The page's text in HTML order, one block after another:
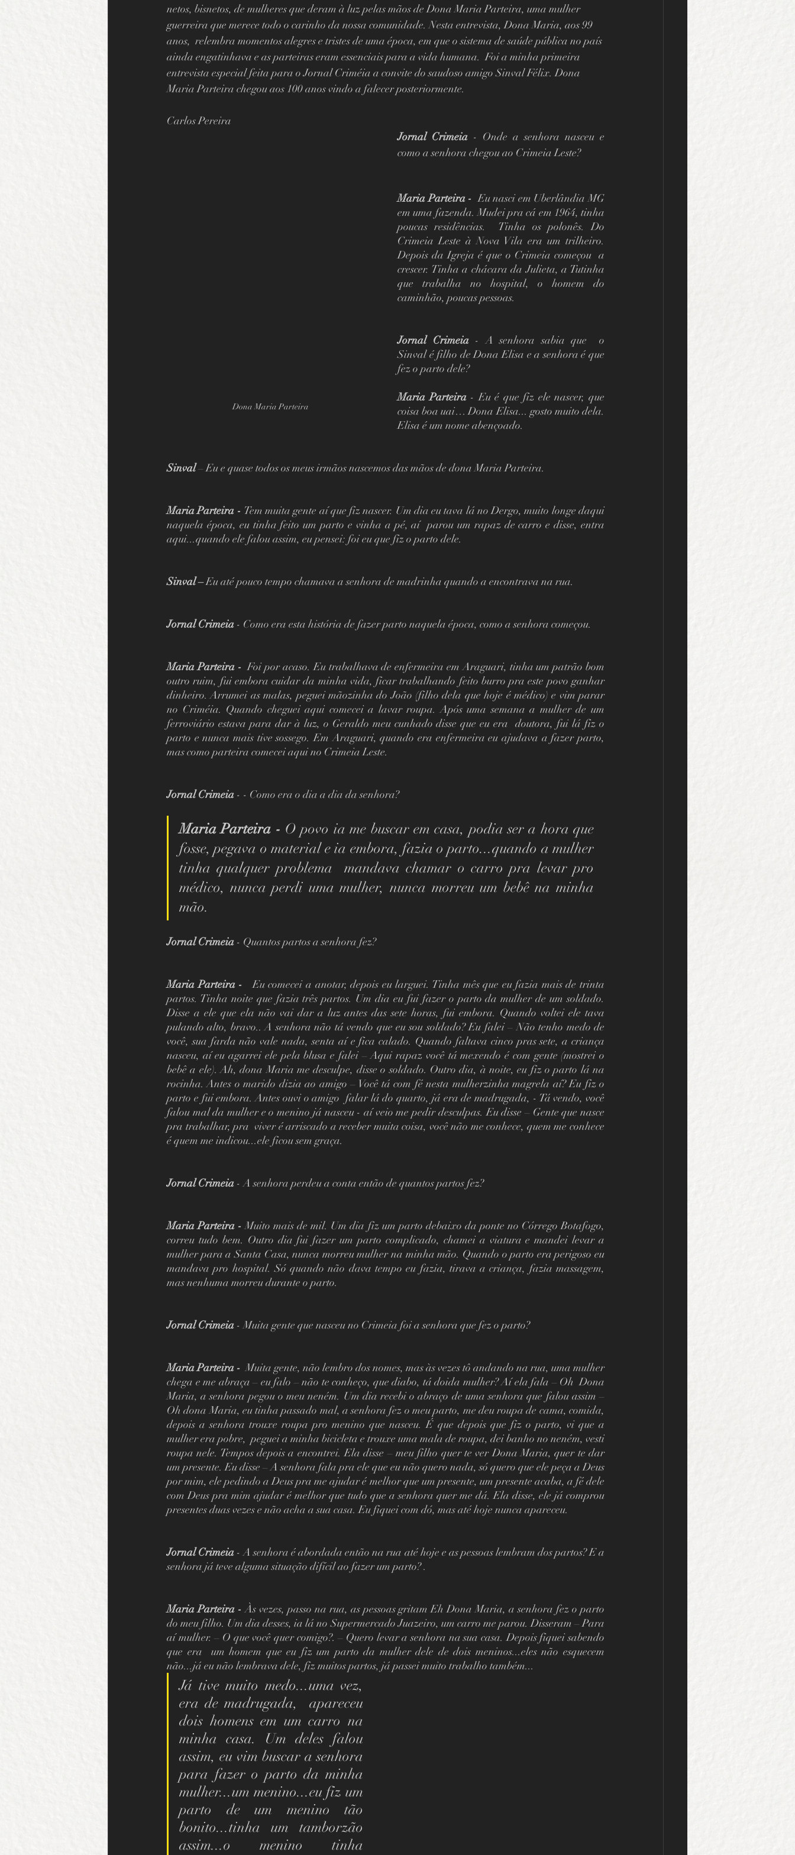
netos, bisnetos, de mulheres que deram à luz pelas mãos de Dona Maria Parteira, uma mulher
guerreira que merece todo o carinho da nossa comunidade. Nesta entrevista, Dona Maria, aos 99
anos,  relembra momentos alegres e tristes de uma época, em que o sistema de saúde pública no país
ainda engatinhava e as parteiras eram essenciais para a vida humana.  Foi a minha primeira
entrevista especial feita para o Jornal Criméia a convite do saudoso amigo Sinval Félix. Dona
Maria Parteira chegou aos 100 anos vindo a falecer posteriormente.
Carlos Pereira
Dona Maria Parteira
Jornal Crimeia - Onde a senhora nasceu e
como a senhora chegou ao Crimeia Leste?
Maria Parteira - Eu nasci em Uberlândia MG
em uma fazenda. Mudei pra cá em 1964, tinha
poucas residências.  Tinha os polonês. Do
Crimeia Leste à Nova Vila era um trilheiro.
Depois da Igreja é que o Crimeia começou  a
crescer. Tinha a chácara da Julieta, a Tutinha
que trabalha no hospital, o homem do
caminhão, poucas pessoas.
Jornal Crimeia - A senhora sabia que  o
Sinval é filho de Dona Elisa e a senhora é que
fez o parto dele?
Maria Parteira - Eu é que fiz ele nascer, que
coisa boa uai… Dona Elisa... gosto muito dela.
Elisa é um nome abençoado.
Sinval – Eu e quase todos os meus irmãos nascemos das mãos de dona Maria Parteira.
Maria Parteira - Tem muita gente aí que fiz nascer. Um dia eu tava lá no Dergo, muito longe daqui
naquela época, eu tinha feito um parto e vinha a pé, aí  parou um rapaz de carro e disse, entra
aqui...quando ele falou assim, eu pensei: foi eu que fiz o parto dele.
Sinval – Eu até pouco tempo chamava a senhora de madrinha quando a encontrava na rua.
Jornal Crimeia - Como era esta história de fazer parto naquela época, como a senhora começou.
Maria Parteira - Foi por acaso. Eu trabalhava de enfermeira em Araguari, tinha um patrão bom
outro ruim, fui embora cuidar da minha vida, ficar trabalhando feito burro pra este povo ganhar
dinheiro. Arrumei as malas, peguei mãozinha do João (filho dela que hoje é médico) e vim parar
no Criméia. Quando cheguei aqui comecei a lavar roupa. Após uma semana a mulher de um
ferroviário estava para dar à luz, o Geraldo meu cunhado disse que eu era  doutora, fui lá fiz o
parto e nunca mais tive sossego. Em Araguari, quando era enfermeira eu ajudava a fazer parto,
mas como parteira comecei aqui no Crimeia Leste.
Jornal Crimeia - - Como era o dia a dia da senhora?
Maria Parteira - O povo ia me buscar em casa, podia ser a hora que
fosse, pegava o material e ia embora, fazia o parto...quando a mulher
tinha qualquer problema  mandava chamar o carro pra levar pro
médico, nunca perdi uma mulher, nunca morreu um bebê na minha
mão.
Jornal Crimeia - Quantos partos a senhora fez?
Maria Parteira -
  Eu comecei a anotar, depois eu larguei. Tinha mês que eu fazia mais de trinta
partos. Tinha noite que fazia três partos. Um dia eu fui fazer o parto da mulher de um soldado.
Disse a ele que ela não vai dar a luz antes das sete horas, fui embora. Quando voltei ele tava
pulando alto, bravo.. A senhora não tá vendo que eu sou soldado? Eu falei – Não tenho medo de
você, sua farda não vale nada, senta aí e fica calado. Quando faltava cinco pras sete, a criança
nasceu, aí eu agarrei ele pela blusa e falei – Aqui rapaz você tá mexendo é com gente (mostrei o
bebê a ele). Ah, dona Maria me desculpe, disse o soldado. Outro dia, à noite, eu fiz o parto lá na
rocinha. Antes o marido dizia ao amigo – Você tá com fé nesta mulherzinha magrela aí? Eu fiz o
parto e fui embora. Antes ouvi o amigo  falar lá do quarto, já era de madrugada, - Tá vendo, você
falou mal da mulher e o menino já nasceu - aí veio me pedir desculpas. Eu disse – Gente que nasce
pra trabalhar, pra  viver é arriscado a receber muita coisa, você não me conhece, quem me conhece
é quem me indicou...ele ficou sem graça.
Jornal Crimeia - A senhora perdeu a conta então de quantos partos fez?
Maria Parteira - Muito mais de mil. Um dia fiz um parto debaixo da ponte no Córrego Botafogo,
correu tudo bem. Outro dia fui fazer um parto complicado, chamei a viatura e mandei levar a
mulher para a Santa Casa, nunca morreu mulher na minha mão. Quando o parto era perigoso eu
mandava pro hospital. Só quando não dava tempo eu fazia, tirava a criança, fazia massagem,
mas nenhuma morreu durante o parto.
Jornal Crimeia - Muita gente que nasceu no Crimeia foi a senhora que fez o parto?
Maria Parteira - Muita gente, não lembro dos nomes, mas às vezes tô andando na rua, uma mulher
chega e me abraça – eu falo – não te conheço, que diabo, tá doida mulher? Aí ela fala – Oh  Dona
Maria, a senhora pegou o meu neném. Um dia recebi o abraço de uma senhora que falou assim –
Oh dona Maria, eu tinha passado mal, a senhora fez o meu parto, me deu roupa de cama, comida,
depois a senhora trouxe roupa pro menino que nasceu. É que depois que fiz o parto, vi que a
mulher era pobre,  peguei a minha bicicleta e trouxe uma mala de roupa, dei banho no neném, vesti
roupa nele. Tempos depois a encontrei. Ela disse – meu filho quer te ver Dona Maria, quer te dar
um presente. Eu disse – A senhora fala pra ele que eu não quero nada, só quero que ele peça a Deus
por mim, ele pedindo a Deus pra me ajudar é melhor que um presente, um presente acaba, a fé dele
com Deus pra mim ajudar é melhor que tudo que a senhora quer me dá. Ela disse, ele já comprou
presentes duas vezes e não acha a sua casa. Eu fiquei com dó, mas até hoje nunca apareceu.
Jornal Crimeia - A senhora é abordada então na rua até hoje e as pessoas lembram dos partos? E a
senhora já teve alguma situação difícil ao fazer um parto? .
Maria Parteira - Às vezes, passo na rua, as pessoas gritam Eh Dona Maria, a senhora fez o parto
do meu filho. Um dia desses, ia lá no Supermercado Juazeiro, um carro me parou. Disseram – Para
aí mulher. – O que você quer comigo?. – Quero levar a senhora na sua casa. Depois fiquei sabendo
que era  um homem que eu fiz um parto da mulher dele de dois meninos...eles não esquecem
não...já eu não lembrava dele, fiz muitos partos, já passei muito trabalho também...
Já tive muito medo...uma vez,
era de madrugada,  apareceu
dois homens em um carro na
minha casa. Um deles falou
assim, eu vim buscar a senhora
para fazer o parto da minha
mulher...um menino...eu fiz um
parto de um menino tão
bonito...tinha um tamborzão
assim...o menino tinha